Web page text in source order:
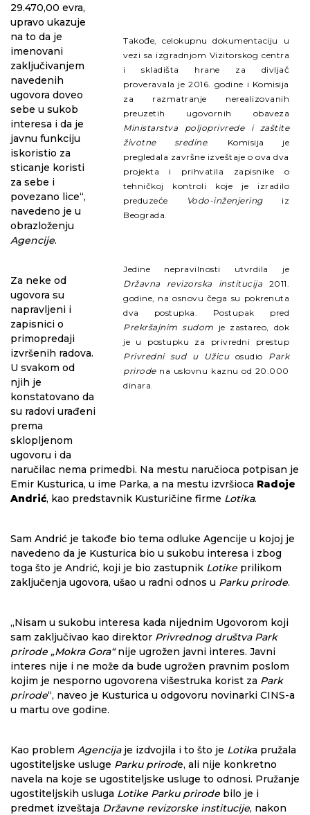
Takođe, celokupnu dokumentaciju u
vezi sa izgradnjom Vizitorskog centra
i skladišta hrane za divljač
proveravala je 2016. godine i Komisija
za razmatranje nerealizovanih
preuzetih ugovornih obaveza
Ministarstva poljoprivrede i zaštite
životne sredine. Komisija je
pregledala završne izveštaje o ova dva
projekta i prihvatila zapisnike o
tehničkoj kontroli koje je izradilo
preduzeće
Vodo-inženjeringiz
Beograda.
Jedine nepravilnosti utvrdila je
Državna revizorska institucija 2011.
godine, na osnovu čega su pokrenuta
dva postupka. Postupak pred
Prekršajnim sudom je zastareo, dok
je u postupku za privredni prestup
Privredni sud u Užicuosudio Park
prirodena uslovnu kaznu od 20.000
dinara.
29.470,00 evra,
upravo ukazuje
na to da je
imenovani
zaključivanjem
navedenih
ugovora doveo
sebe u sukob
interesa i da je
javnu funkciju
iskoristio za
sticanje koristi
za sebe i
povezano lice“,
navedeno je u
obrazloženju
Agencije.
Za neke od
ugovora su
napravljeni i
zapisnici o
primopredaji
izvršenih radova.
U svakom od
njih je
konstatovano da
su radovi urađeni
prema
sklopljenom
ugovoru i da
naručilac nema primedbi. Na mestu naručioca potpisan je
Emir Kusturica, u ime Parka, a na mestu izvršioca Radoje
Andrić, kao predstavnik Kusturičine firme Lotika.
Sam Andrić je takođe bio tema odluke Agencije u kojoj je
navedeno da je Kusturica bio u sukobu interesa i zbog
toga što je Andrić, koji je bio zastupnik Lotike prilikom
zaključenja ugovora, ušao u radni odnos u Parku prirode.
„Nisam u sukobu interesa kada nijednim Ugovorom koji
sam zaključivao kao direktor Privrednog društva Park
prirode „Mokra Gora“nije ugrožen javni interes. Javni
interes nije i ne može da bude ugrožen pravnim poslom
kojim je nesporno ugovorena višestruka korist za Park
prirode“, naveo je Kusturica u odgovoru novinarki CINS-a
u martu ove godine.
Kao problem Agencijaje izdvojila i to što je Lotika pružala
ugostiteljske usluge Parku prirode, ali nije konkretno
navela na koje se ugostiteljske usluge to odnosi. Pružanje
ugostiteljskih usluga Lotike Parku prirode bilo je i
predmet izveštaja Državne revizorske institucije, nakon